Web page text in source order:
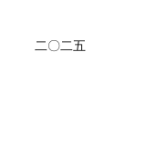
二〇二五